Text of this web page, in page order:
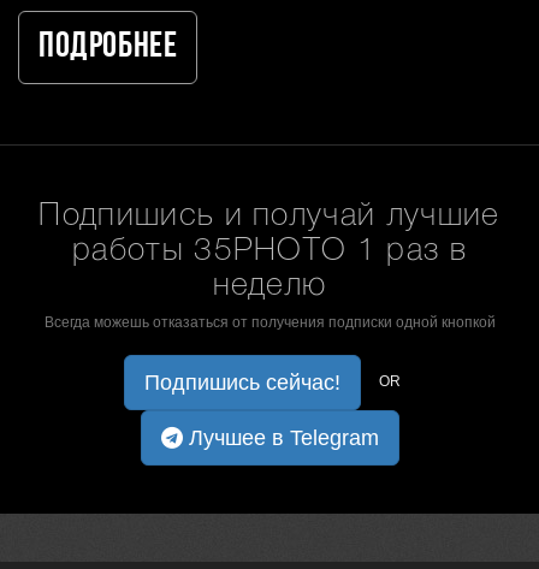
Подробнее
Подпишись и получай лучшие
работы 35PHOTO 1 раз в
неделю
Всегда можешь отказаться от получения подписки одной кнопкой
Подпишись сейчас! OR
Лучшее в Telegram